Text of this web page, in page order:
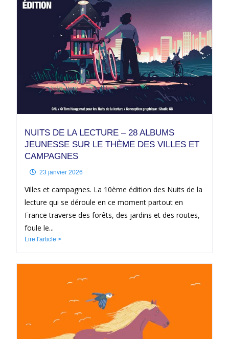
NUITS DE LA LECTURE – 28 ALBUMS
JEUNESSE SUR LE THÈME DES VILLES ET
CAMPAGNES
23 janvier 2026
Villes et campagnes. La 10ème édition des Nuits de la
lecture qui se déroule en ce moment partout en
France traverse des forêts, des jardins et des routes,
foule le...
Lire l'article >